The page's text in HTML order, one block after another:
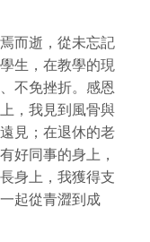
而逝，從未忘記
生，在教學的現
不免挫折。感恩
，我見到風骨與
見；在退休的老
好同事的身上，
身上，我獲得支
起從青澀到成